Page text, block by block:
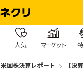
人気 マーケット
米国株決算レポート 【